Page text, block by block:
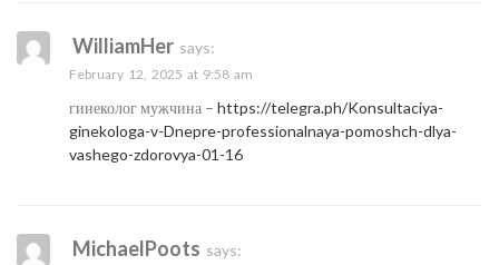
WilliamHer says:
February 12, 2025 at 9:58 am
гинеколог мужчина – https://telegra.ph/Konsultaciya-
ginekologa-v-Dnepre-professionalnaya-pomoshch-dlya-
vashego-zdorovya-01-16
MichaelPoots says: